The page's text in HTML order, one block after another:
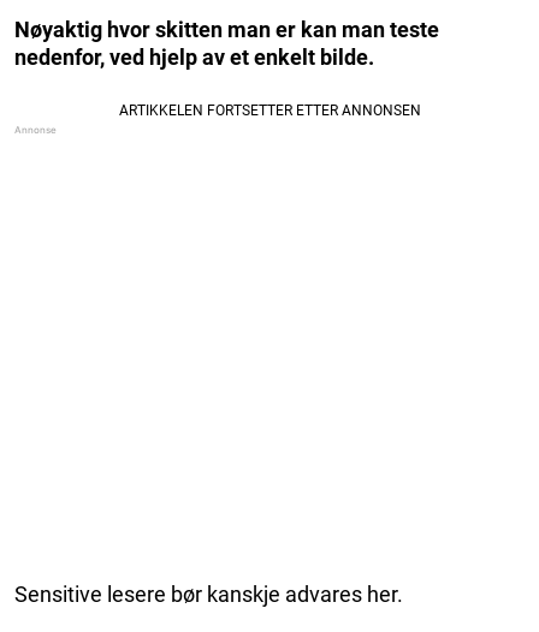
Nøyaktig hvor skitten man er kan man teste
nedenfor, ved hjelp av et enkelt bilde.
Sensitive lesere bør kanskje advares her.